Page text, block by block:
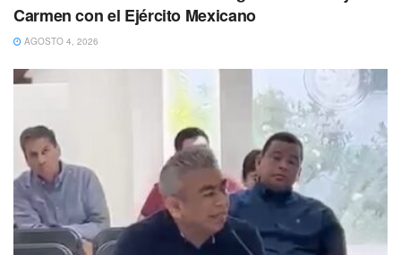
Carmen con el Ejército Mexicano
AGOSTO 4, 2026